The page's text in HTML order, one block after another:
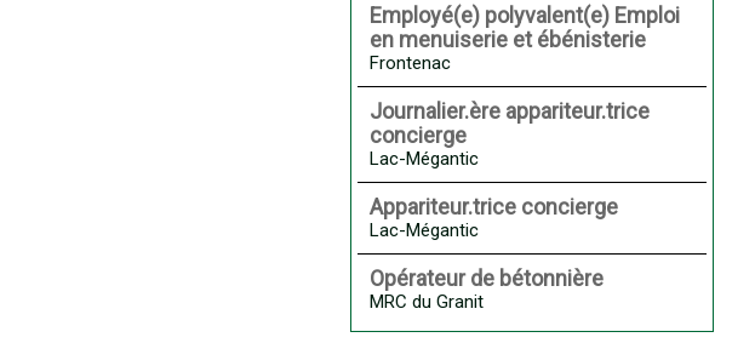
Employé(e) polyvalent(e) Emploi
en menuiserie et ébénisterie
Frontenac
Journalier.ère appariteur.trice
concierge
Lac-Mégantic
Appariteur.trice concierge
Lac-Mégantic
Opérateur de bétonnière
MRC du Granit